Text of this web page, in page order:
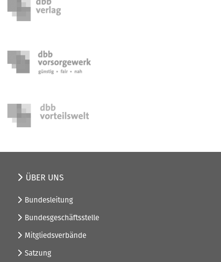
ÜBER UNS
Bundesleitung
Bundesgeschäftsstelle
Mitgliedsverbände
Satzung